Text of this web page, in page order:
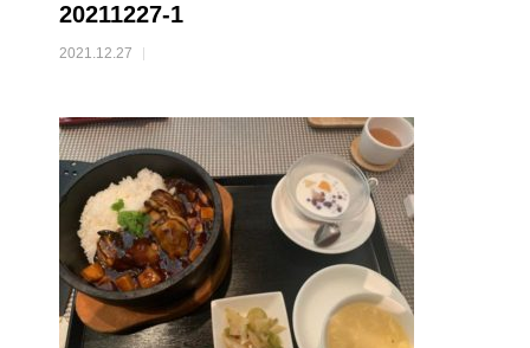
20211227-1
2021.12.27